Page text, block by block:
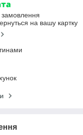
на вашу картку